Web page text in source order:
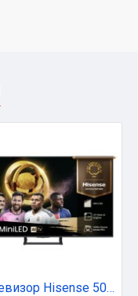
Телевизор Hisense 50E8Q